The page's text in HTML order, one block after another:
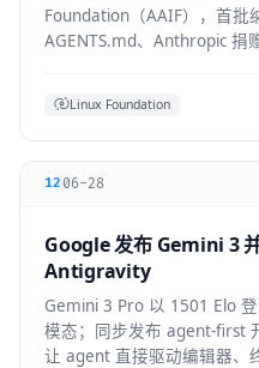
Foundation（AAIF），首批
AGENTS.md、Anthropic 捐
Linux Foundation
12 06-28
Google 发布 Gemini 3
Antigravity
Gemini 3 Pro 以 1501 Elo
模态；同步发布 agent-first
让 agent 直接驱动编辑器、